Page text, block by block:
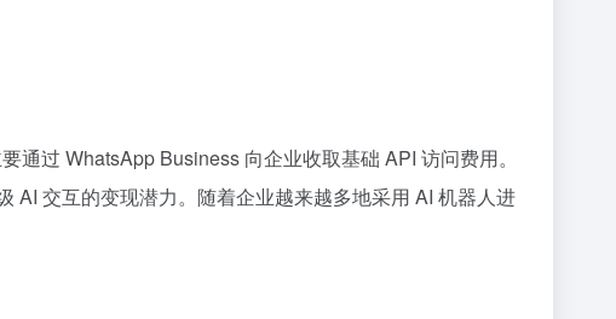
过 WhatsApp Business 向企业收取基础 API 访问费用。
AI 交互的变现潜力。随着企业越来越多地采用 AI 机器人进